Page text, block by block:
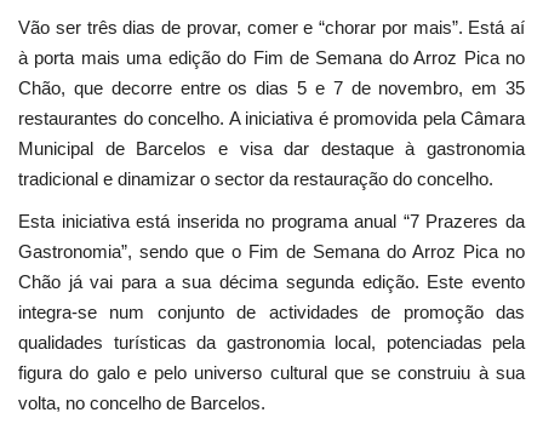
Lazer
Ambiente
Vão ser três dias de provar, comer e “chorar por mais”. Está aí
à porta mais uma edição do Fim de Semana do Arroz Pica no
Chão, que decorre entre os dias 5 e 7 de novembro, em 35
restaurantes do concelho. A iniciativa é promovida pela Câmara
Municipal de Barcelos e visa dar destaque à gastronomia
tradicional e dinamizar o sector da restauração do concelho.
Esta iniciativa está inserida no programa anual “7 Prazeres da
Gastronomia”, sendo que o Fim de Semana do Arroz Pica no
Chão já vai para a sua décima segunda edição. Este evento
integra-se num conjunto de actividades de promoção das
qualidades turísticas da gastronomia local, potenciadas pela
figura do galo e pelo universo cultural que se construiu à sua
volta, no concelho de Barcelos.